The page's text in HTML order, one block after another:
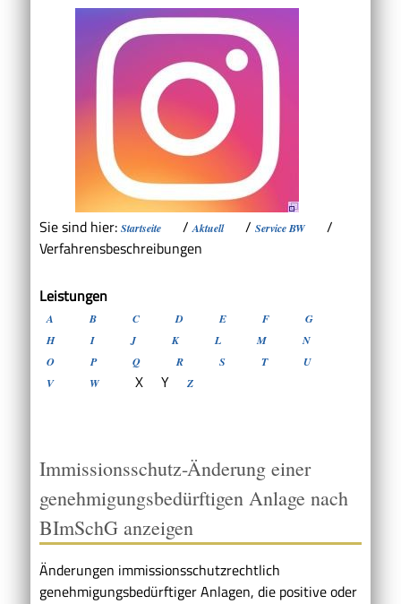
Sie sind hier: Startseite /Aktuell / Service BW
/
Verfahrensbeschreibungen
Leistungen
A B C D E F
G
H
I J K L M
N
O
P Q R S T
U
V
W X Y Z
Immissionsschutz-Änderung einer
genehmigungsbedürftigen Anlage nach
BImSchG anzeigen
Änderungen immissionsschutzrechtlich
genehmigungsbedürftiger Anlagen, die positive oder